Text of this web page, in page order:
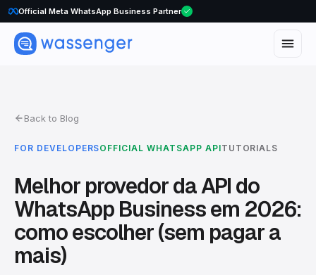
Official Meta WhatsApp Business Partner
Back to Blog
FOR DEVELOPERSOFFICIAL WHATSAPP APITUTORIALS
Melhor provedor da API do
WhatsApp Business em 2026:
como escolher (sem pagar a
mais)